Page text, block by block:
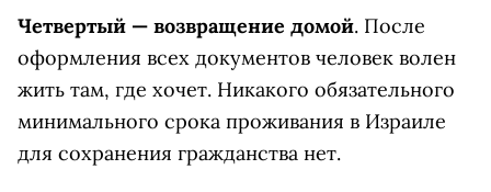
Четвертый — возвращение домой. После
оформления всех документов человек волен
жить там, где хочет. Никакого обязательного
минимального срока проживания в Израиле
для сохранения гражданства нет.